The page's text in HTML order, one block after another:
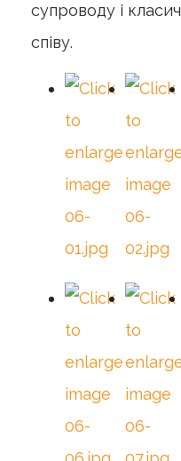
супроводу і
співу.